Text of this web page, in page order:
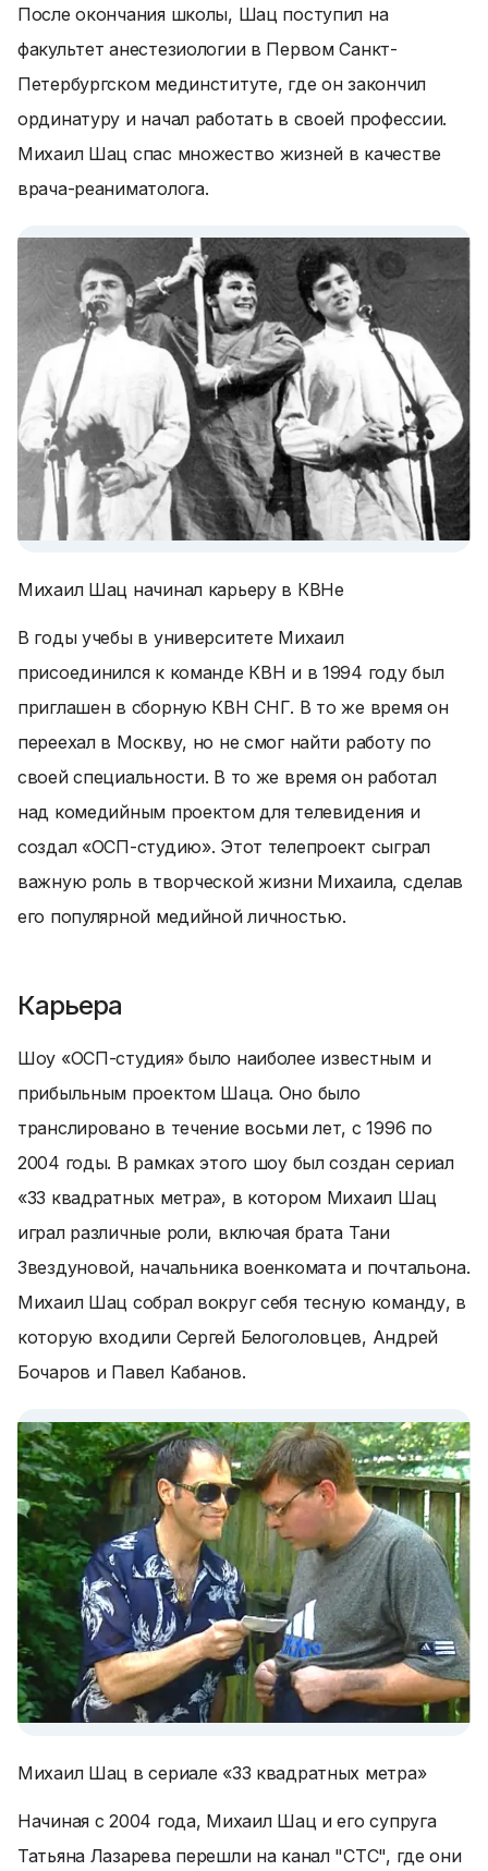
После окончания школы, Шац поступил на
факультет анестезиологии в Первом Санкт-
Петербургском мединституте, где он закончил
ординатуру и начал работать в своей профессии.
Михаил Шац спас множество жизней в качестве
врача-реаниматолога.
Михаил Шац начинал карьеру в КВНе
В годы учебы в университете Михаил
присоединился к команде КВН и в 1994 году был
приглашен в сборную КВН СНГ. В то же время он
переехал в Москву, но не смог найти работу по
своей специальности. В то же время он работал
над комедийным проектом для телевидения и
создал «ОСП-студию». Этот телепроект сыграл
важную роль в творческой жизни Михаила, сделав
его популярной медийной личностью.
Карьера
Шоу «ОСП-студия» было наиболее известным и
прибыльным проектом Шаца. Оно было
транслировано в течение восьми лет, с 1996 по
2004 годы. В рамках этого шоу был создан сериал
«33 квадратных метра», в котором Михаил Шац
играл различные роли, включая брата Тани
Звездуновой, начальника военкомата и почтальона.
Михаил Шац собрал вокруг себя тесную команду, в
которую входили Сергей Белоголовцев, Андрей
Бочаров и Павел Кабанов.
Михаил Шац в сериале «33 квадратных метра»
Начиная с 2004 года, Михаил Шац и его супруга
Татьяна Лазарева перешли на канал "СТС", где они